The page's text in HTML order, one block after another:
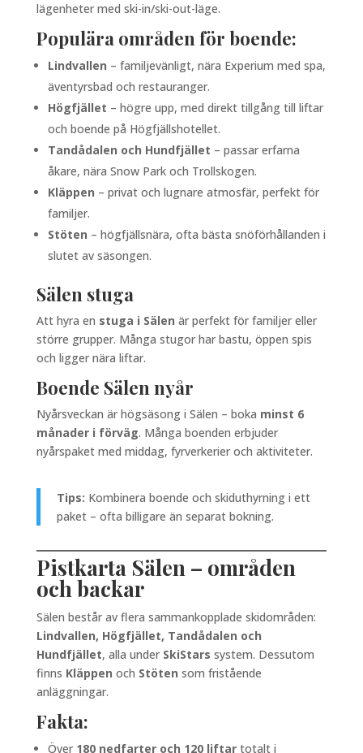
lägenheter med ski-in/ski-out-läge.
Populära områden för boende:
Lindvallen – familjevänligt, nära Experium med spa,
äventyrsbad och restauranger.
Högfjället – högre upp, med direkt tillgång till liftar
och boende på Högfjällshotellet.
Tandådalen och Hundfjället – passar erfarna
åkare, nära Snow Park och Trollskogen.
Kläppen – privat och lugnare atmosfär, perfekt för
familjer.
Stöten – högfjällsnära, ofta bästa snöförhållanden i
slutet av säsongen.
Sälen stuga
Att hyra en stuga i Sälen är perfekt för familjer eller
större grupper. Många stugor har bastu, öppen spis
och ligger nära liftar.
Boende Sälen nyår
Nyårsveckan är högsäsong i Sälen – boka minst 6
månader i förväg. Många boenden erbjuder
nyårspaket med middag, fyrverkerier och aktiviteter.
Tips: Kombinera boende och skiduthyrning i ett
paket – ofta billigare än separat bokning.
Pistkarta Sälen – områden
och backar
Sälen består av flera sammankopplade skidområden:
Lindvallen, Högfjället, Tandådalen och
Hundfjället, alla under SkiStars system. Dessutom
finns Kläppen och Stöten som fristående
anläggningar.
Fakta:
Över 180 nedfarter och 120 liftartotalt i